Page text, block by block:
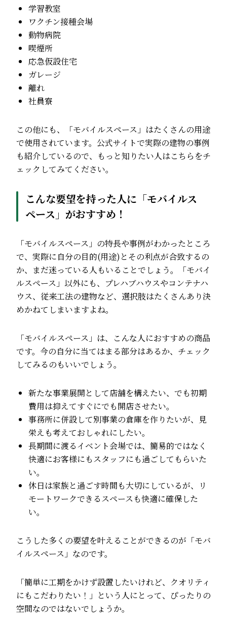
学習教室
ワクチン接種会場
動物病院
喫煙所
応急仮設住宅
ガレージ
離れ
社員寮
この他にも、「モバイルスペース」はたくさんの用途
で使用されています。公式サイトで実際の建物の事例
も紹介しているので、もっと知りたい人はこちら をチ
ェックしてみてください。
こんな要望を持った人に「モバイルス
ペース」がおすすめ！
「モバイルスペース」の特長や事例がわかったところ
で、実際に自分の目的(用途)とその利点が合致するの
か、まだ迷っている人もいることでしょう。「モバイ
ルスペース」以外にも、プレハブハウスやコンテナハ
ウス、従来工法の建物など、選択肢はたくさんあり決
めかねてしまいますよね。
「モバイルスペース」は、こんな人におすすめの商品
です。今の自分に当てはまる部分はあるか、チェック
してみるのもいいでしょう。
新たな事業展開として店舗を構えたい、でも初期
費用は抑えてすぐにでも開店させたい。
事務所に併設して別事業の倉庫を作りたいが、見
栄えも考えておしゃれにしたい。
長期間に渡るイベント会場では、簡易的ではなく
快適にお客様にもスタッフにも過ごしてもらいた
い。
休日は家族と過ごす時間も大切にしているが、リ
モートワークできるスペースも快適に確保した
い。
こうした多くの要望を叶えることができるのが「モバ
イルスペース」なのです。
「簡単に工期をかけず設置したいけれど、クオリティ
にもこだわりたい！」という人にとって、ぴったりの
空間なのではないでしょうか。